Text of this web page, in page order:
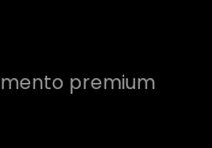
premium